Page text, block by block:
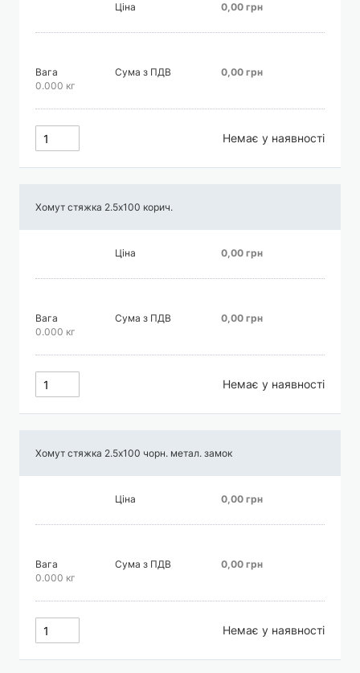
Ціна 0,00 грн
Вага
0.000 кг
Сума з ПДВ 0,00 грн
Немає у наявності
Хомут стяжка 2.5х100 корич.
Ціна 0,00 грн
Вага
0.000 кг
Сума з ПДВ 0,00 грн
Немає у наявності
Хомут стяжка 2.5х100 чорн. метал. замок
Ціна 0,00 грн
Вага
0.000 кг
Сума з ПДВ 0,00 грн
Немає у наявності